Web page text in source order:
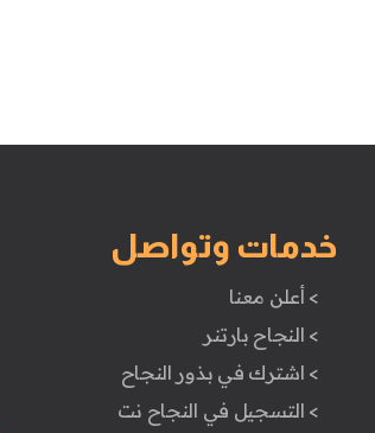
خدمات وتواصل
> أعلن معنا
> النجاح بارتنر
> اشترك في بذور النجاح
> التسجيل في النجاح نت